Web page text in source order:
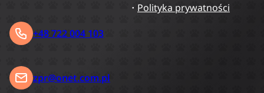
Polityka prywatności
+48 722 004 103
zpr@onet.com.pl